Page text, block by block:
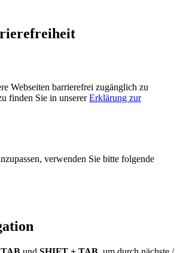
Webseiten barrierefrei zugänglich zu
finden Sie in unsererErklärung zur
verwenden Sie bitte folgende